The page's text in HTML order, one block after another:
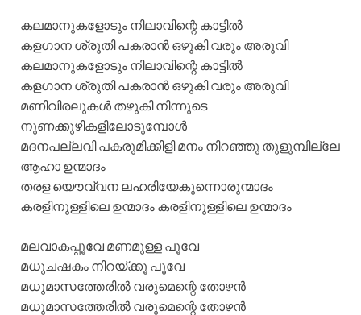
കലമാനുകളോടും നിലാവിന്റെ കാട്ടില്‍
കളഗാന ശ്രുതി പകരാന്‍ ഒഴുകി വരും അരുവി
കലമാനുകളോടും നിലാവിന്റെ കാട്ടില്‍
കളഗാന ശ്രുതി പകരാന്‍ ഒഴുകി വരും അരുവി
മണിവിരലുകള്‍ തഴുകി നിന്നുടെ
നുണക്കുഴികളിലോടുമ്പോള്‍
മദനപല്ലവി പകരുമിക്കിളി മനം നിറഞ്ഞു തുളുമ്പില്ലേ
ആഹാ ഉന്മാദം
തരള യൌവ്വന ലഹരിയേകുന്നൊരുന്മാദം
കരളിനുള്ളിലെ ഉന്മാദം കരളിനുള്ളിലെ ഉന്മാദം
മലവാകപ്പൂവേ മണമുള്ള പൂവേ
മധുചഷകം നിറയ്ക്കൂ പൂവേ
മധുമാസത്തേരില്‍ വരുമെന്റെ തോഴന്‍
മധുമാസത്തേരില്‍ വരുമെന്റെ തോഴന്‍